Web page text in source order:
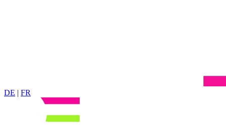
DE | FR